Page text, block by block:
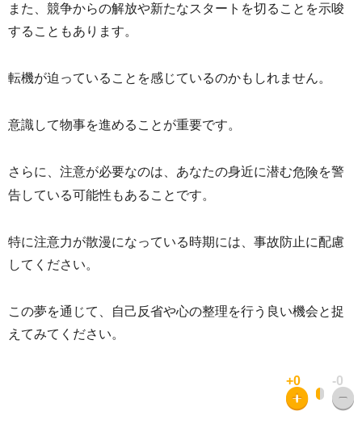
また、競争からの解放や新たなスタートを切ることを示唆
することもあります。
転機が迫っていることを感じているのかもしれません。
意識して物事を進めることが重要です。
さらに、注意が必要なのは、あなたの身近に潜む危険を警
告している可能性もあることです。
特に注意力が散漫になっている時期には、事故防止に配慮
してください。
この夢を通じて、自己反省や心の整理を行う良い機会と捉
えてみてください。
+0 -0